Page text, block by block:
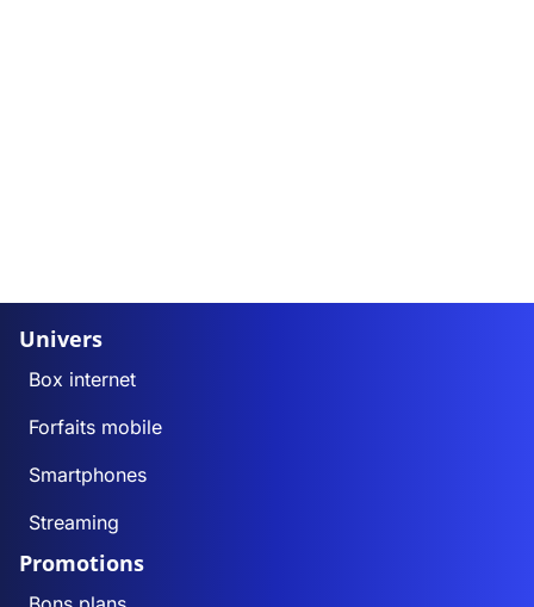
Univers
Box internet
Forfaits mobile
Smartphones
Streaming
Promotions